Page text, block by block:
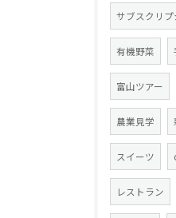
サブスクリプ
有機野菜
富山ツアー
農業見学
スイーツ
レストラン